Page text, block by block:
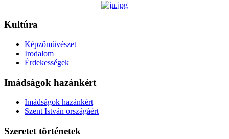
Kultúra
Képzőművészet
Irodalom
Érdekességek
Imádságok hazánkért
Imádságok hazánkért
Szent István országáért
Szeretet történetek